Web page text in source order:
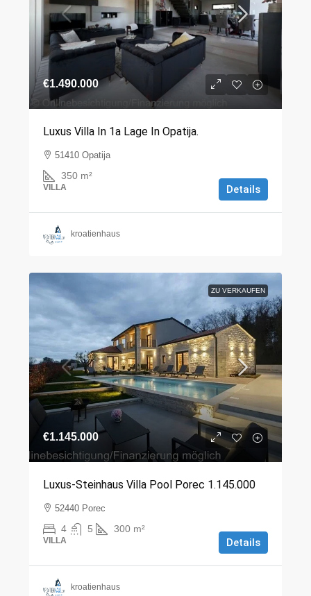
€1.490.000
Luxus Villa In 1a Lage In Opatija.
51410 Opatija
350 m²
VILLA Details
kroatienhaus
ZU VERKAUFEN
€1.145.000
Luxus-Steinhaus Villa Pool Porec 1.145.000
52440 Porec
4 5 300 m²
VILLA Details
kroatienhaus